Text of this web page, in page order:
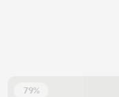
79%